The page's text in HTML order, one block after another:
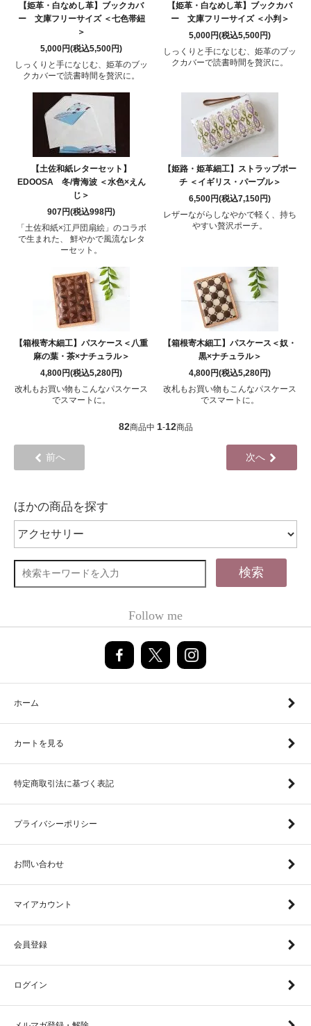
【姫革・白なめし革】ブックカバ
ー 文庫フリーサイズ ＜七色帯紐
＞
5,000円(税込5,500円)
しっくりと手になじむ、姫革のブッ
クカバーで読書時間を贅沢に。
【姫革・白なめし革】ブックカバ
ー 文庫フリーサイズ ＜小判＞
5,000円(税込5,500円)
しっくりと手になじむ、姫革のブッ
クカバーで読書時間を贅沢に。
【土佐和紙レターセット】
EDOOSA 冬/青海波 ＜水色×えん
じ＞
907円(税込998円)
「土佐和紙×江戸団扇絵」のコラボ
で生まれた、 鮮やかで風流なレタ
ーセット。
【姫路・姫革細工】ストラップポー
チ ＜イギリス・パープル＞
6,500円(税込7,150円)
レザーながらしなやかで軽く、持ち
やすい贅沢ポーチ。
【箱根寄木細工】パスケース＜八重
麻の葉・茶×ナチュラル＞
4,800円(税込5,280円)
改札もお買い物もこんなパスケース
でスマートに。
【箱根寄木細工】パスケース＜奴・
黒×ナチュラル＞
4,800円(税込5,280円)
改札もお買い物もこんなパスケース
でスマートに。
82商品中 1-12商品
前へ 次へ
ほかの商品を探す
検索
Follow me
ホーム
カートを見る
特定商取引法に基づく表記
プライバシーポリシー
お問い合わせ
マイアカウント
会員登録
ログイン